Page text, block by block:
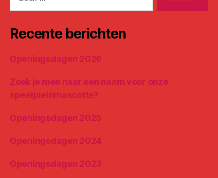
Recente berichten
Openingsdagen 2026
Zoek je mee naar een naam voor onze
speelpleinmascotte?
Openingsdagen 2025
Openingsdagen 2024
Openingsdagen 2023